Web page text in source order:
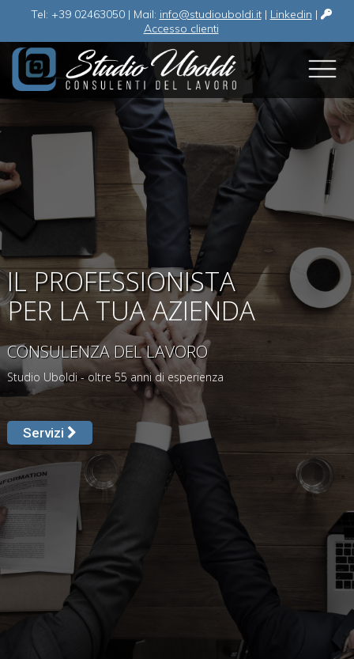
Tel: +39 02463050 | Mail: info@studiouboldi.it| Linkedin |
Accesso clienti
IL PROFESSIONISTA
CONSULENZA DEL LAVORO
Servizi
Studio Uboldi - oltre 55 anni di esperienza
PER LA TUA AZIENDA